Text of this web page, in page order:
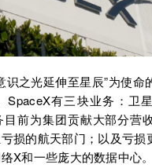
识之光延伸至星辰”为使命
SpaceX有三块业务：卫
目前为集团贡献大部分营
损的航天部门；以及亏损
X和一些庞大的数据中心。